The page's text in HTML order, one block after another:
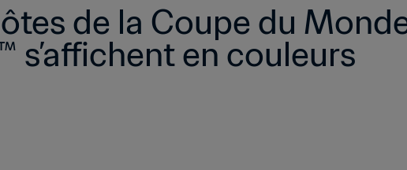
de la Coupe du
s’affichent en couleurs